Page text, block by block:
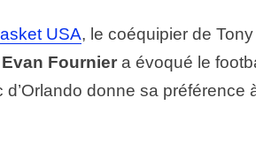
USA, le coéquipier de
Evan Fournier a évoqué le
d’Orlando donne sa préférence